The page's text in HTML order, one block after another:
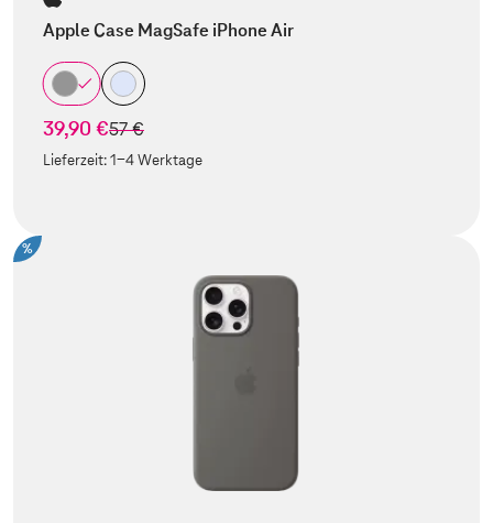
Apple Case MagSafe iPhone Air
39,90 €statt
57 €
Lieferzeit:1-4 Werktage
%